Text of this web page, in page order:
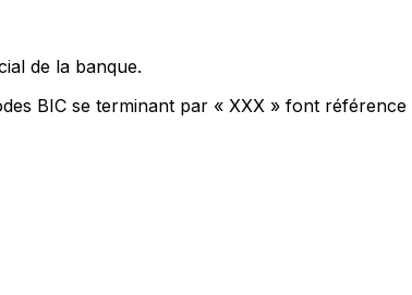
de la banque.
BIC se terminant par « XXX » font référence